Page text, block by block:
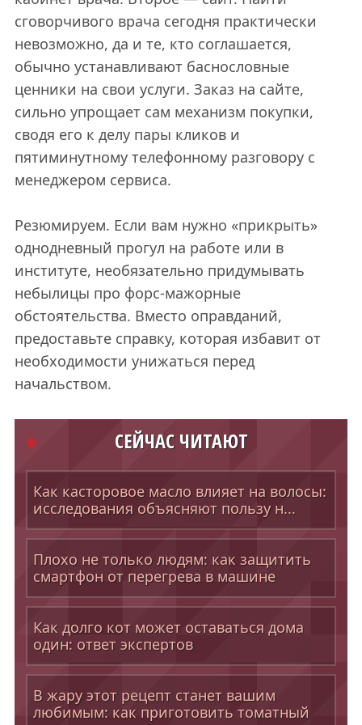
сговорчивого врача сегодня практически
невозможно, да и те, кто соглашается,
обычно устанавливают баснословные
ценники на свои услуги. Заказ на сайте,
сильно упрощает сам механизм покупки,
сводя его к делу пары кликов и
пятиминутному телефонному разговору с
менеджером сервиса.
Резюмируем. Если вам нужно «прикрыть»
однодневный прогул на работе или в
институте, необязательно придумывать
небылицы про форс-мажорные
обстоятельства. Вместо оправданий,
предоставьте справку, которая избавит от
необходимости унижаться перед
начальством.
СЕЙЧАС ЧИТАЮТ
Как касторовое масло влияет на волосы:
исследования объясняют пользу н...
Плохо не только людям: как защитить
смартфон от перегрева в машине
Как долго кот может оставаться дома
один: ответ экспертов
В жару этот рецепт станет вашим
любимым: как приготовить томатный